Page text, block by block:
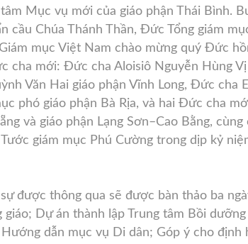
tâm Mục vụ mới của giáo phận Thái Bình.
cầu Chúa Thánh Thần, Đức Tổng giám
mục Việt Nam chào mừng quý Đức
cha mới: Đức cha Aloisiô Nguyễn Hùng Vị
Văn Hai giáo phận Vĩnh Long, Đức cha
phó giáo phận Bà Rịa, và hai Đức cha
và giáo phận Lạng Sơn–Cao Bằng,
giám mục Phú Cường trong dịp kỷ
được thông qua sẽ được bàn thảo ba
giáo; Dự án thành lập Trung tâm Bồi
dẫn mục vụ Di dân; Góp ý cho định